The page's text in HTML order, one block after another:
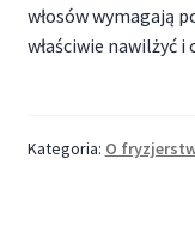
włosów wymagają
właściwie nawilżyć i
Kategoria: O